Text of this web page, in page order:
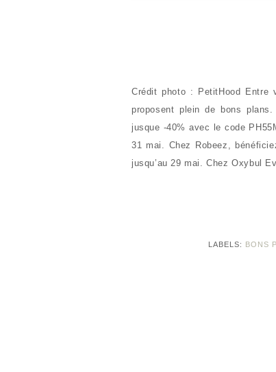
Crédit photo : PetitHood Entre
proposent plein de bons
jusque -40% avec le code
31 mai. Chez Robeez,
jusqu’au 29 mai. Chez Oxybul
LABELS: BONS